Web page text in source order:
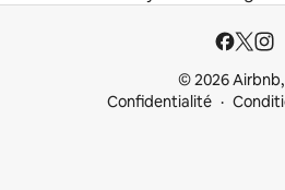
© 2026 Airbnb,
Confidentialité